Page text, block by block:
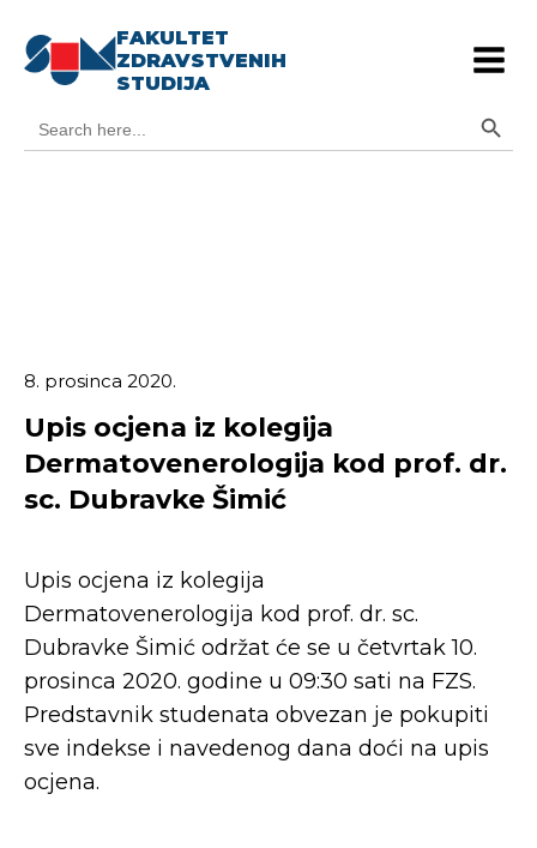
FAKULTET
ZDRAVSTVENIH
STUDIJA
for:
8. prosinca 2020.
Upis ocjena iz kolegija
Dermatovenerologija kod prof. dr.
sc. Dubravke Šimić
Upis ocjena iz kolegija
Dermatovenerologija kod prof. dr. sc.
Dubravke Šimić održat će se u četvrtak 10.
prosinca 2020. godine u 09:30 sati na FZS.
Predstavnik studenata obvezan je pokupiti
sve indekse i navedenog dana doći na upis
ocjena.